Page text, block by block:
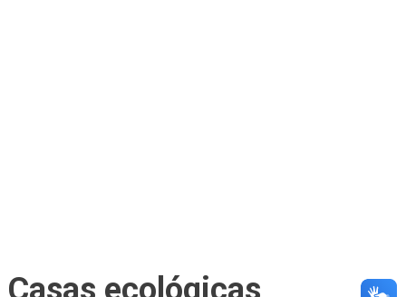
Casas ecológicas